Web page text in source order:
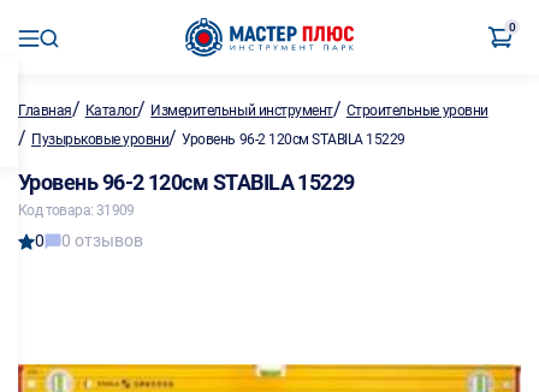
0
Главная/ Каталог/ Измерительный инструмент/ Строительные уровни
/ Пузырьковые уровни/Уровень 96-2 120см STABILA 15229
Уровень 96-2 120см STABILA 15229
Код товара: 31909
0 0 отзывов